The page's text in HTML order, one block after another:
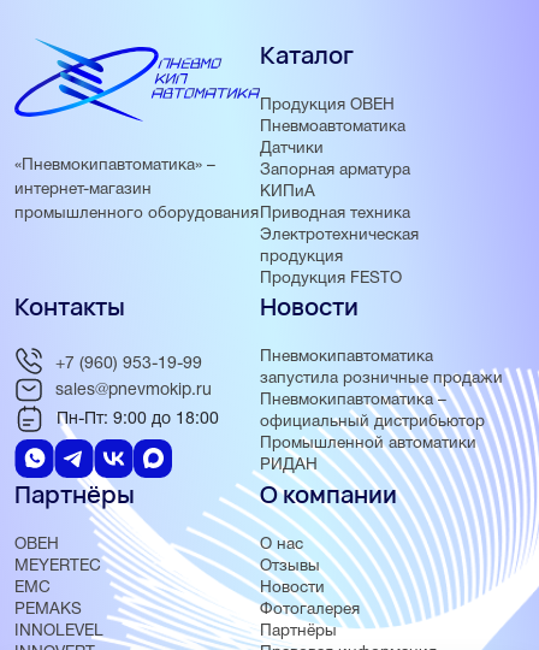
«Пневмокипавтоматика» –
интернет-магазин
промышленного оборудования
Каталог
Продукция ОВЕН
Пневмоавтоматика
Датчики
Запорная арматура
КИПиА
Приводная техника
Электротехническая
продукция
Продукция FESTO
Новости
Пневмокипавтоматика
запустила розничные продажи
Пневмокипавтоматика –
официальный дистрибьютор
Промышленной автоматики
РИДАН
Партнёры
ОВЕН
MEYERTEC
EMC
PEMAKS
INNOLEVEL
О компании
О нас
Отзывы
Новости
Фотогалерея
Партнёры
Контакты
+7 (960) 953-19-99
sales@pnevmokip.ru
Пн-Пт: 9:00 до 18:00